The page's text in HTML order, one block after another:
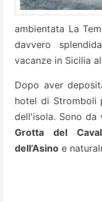
ambientata La
davvero
vacanze in Sicilia
Dopo aver
hotel di Stromboli
dell'isola. Sono da
Grotta del
dell’Asino e